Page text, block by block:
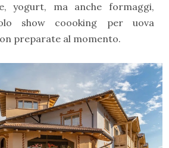
yogurt, ma anche formaggi,
show coooking per uova
preparate al momento.